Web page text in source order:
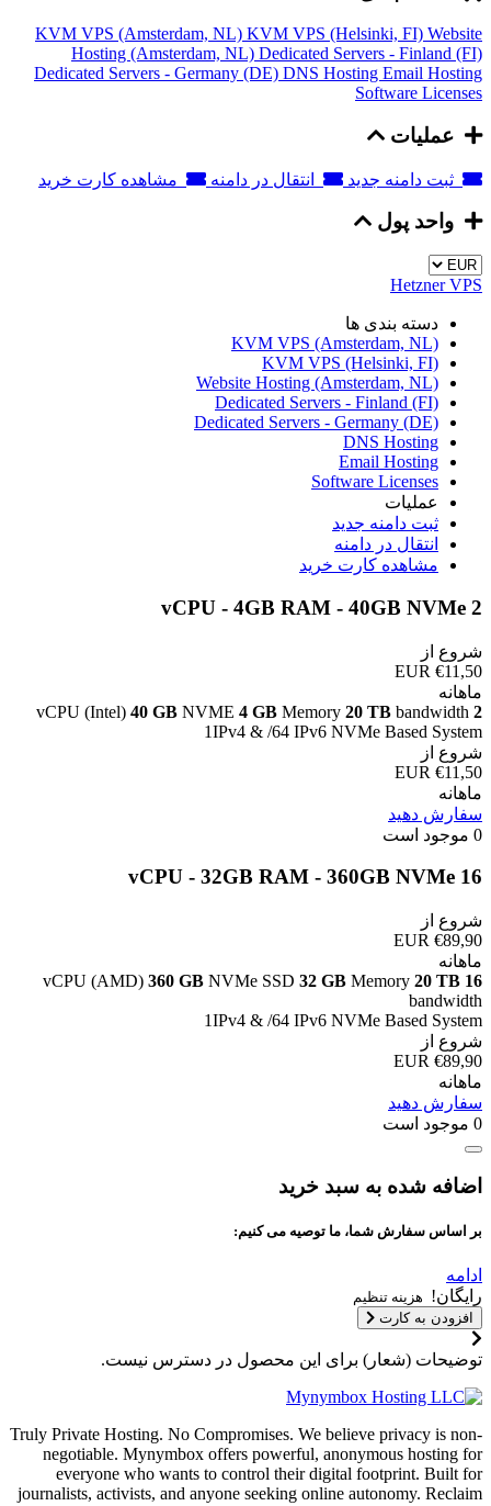
KVM VPS (Amsterdam, NL) KVM VPS (Helsinki, FI) Website
Hosting (Amsterdam, NL) Dedicated Servers - Finland (FI)
Dedicated Servers - Germany (DE) DNS Hosting Email Hosting
Software Licenses
عملیات
ثبت دامنه جدید انتقال در دامنه مشاهده کارت خرید
واحد پول
Hetzner VPS
دسته بندی ها
KVM VPS (Amsterdam, NL)
KVM VPS (Helsinki, FI)
Website Hosting (Amsterdam, NL)
Dedicated Servers - Finland (FI)
Dedicated Servers - Germany (DE)
DNS Hosting
Email Hosting
Software Licenses
عملیات
ثبت دامنه جدید
انتقال در دامنه
مشاهده کارت خرید
2 vCPU - 4GB RAM - 40GB NVMe
شروع از
€11,50 EUR
ماهانه
2
vCPU (Intel) 40 GB NVME 4 GB Memory 20 TB bandwidth
1IPv4 & /64 IPv6 NVMe Based System
شروع از
€11,50 EUR
ماهانه
سفارش دهید
0 موجود است
16 vCPU - 32GB RAM - 360GB NVMe
شروع از
€89,90 EUR
ماهانه
16
vCPU (AMD) 360 GB NVMe SSD 32 GB Memory 20 TB
bandwidth
1IPv4 & /64 IPv6 NVMe Based System
شروع از
€89,90 EUR
ماهانه
سفارش دهید
0 موجود است
اضافه شده به سبد خرید
بر اساس سفارش شما، ما توصیه می کنیم:
ادامه
رایگان! هزینه تنظیم
افزودن به کارت
توضیحات (شعار) برای این محصول در دسترس نیست.
Truly Private Hosting. No Compromises. We believe privacy is non-
negotiable. Mynymbox offers powerful, anonymous hosting for
everyone who wants to control their digital footprint. Built for
journalists, activists, and anyone seeking online autonomy. Reclaim